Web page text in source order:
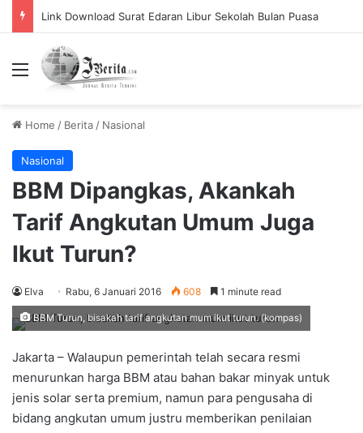
Link Download Surat Edaran Libur Sekolah Bulan Puasa
Menu
Home / Berita / Nasional
Nasional
BBM Dipangkas, Akankah
Tarif Angkutan Umum Juga
Ikut Turun?
Elva Rabu, 6 Januari 2016 608 1 minute read
BBM Turun, bisakah tarif angkutan mum ikut turun. (kompas)
Jakarta – Walaupun pemerintah telah secara resmi
menurunkan harga BBM atau bahan bakar minyak untuk
jenis solar serta premium, namun para pengusaha di
bidang angkutan umum justru memberikan penilaian